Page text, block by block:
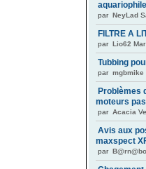
par NeyLad
FILTRE A
par Lio62
Tubbing
par mgbmike
Problèmes
moteurs
par Acacia
Avis aux
maxspect
par B@rn@bo